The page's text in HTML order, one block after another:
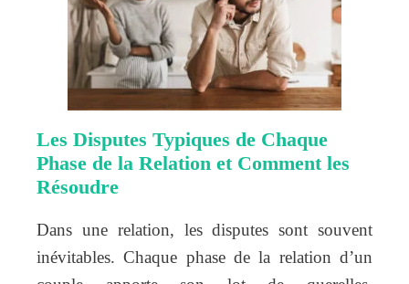
Les Disputes Typiques de Chaque
Phase de la Relation et Comment les
Résoudre
Dans une relation, les disputes sont souvent
inévitables. Chaque phase de la relation d’un